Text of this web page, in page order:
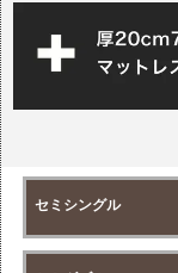
セミシングル